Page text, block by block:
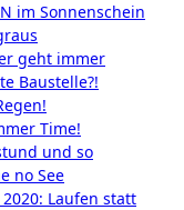
im Sonnenschein
geht immer
Baustelle?!
Time!
und so
no See
Laufen statt